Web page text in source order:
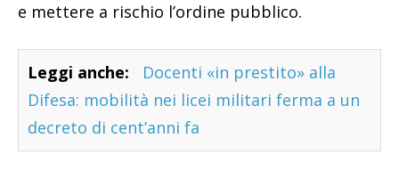
e mettere a rischio l’ordine pubblico.
Leggi anche:
Docenti «in prestito» alla
Difesa: mobilità nei licei militari ferma a un
decreto di cent’anni fa